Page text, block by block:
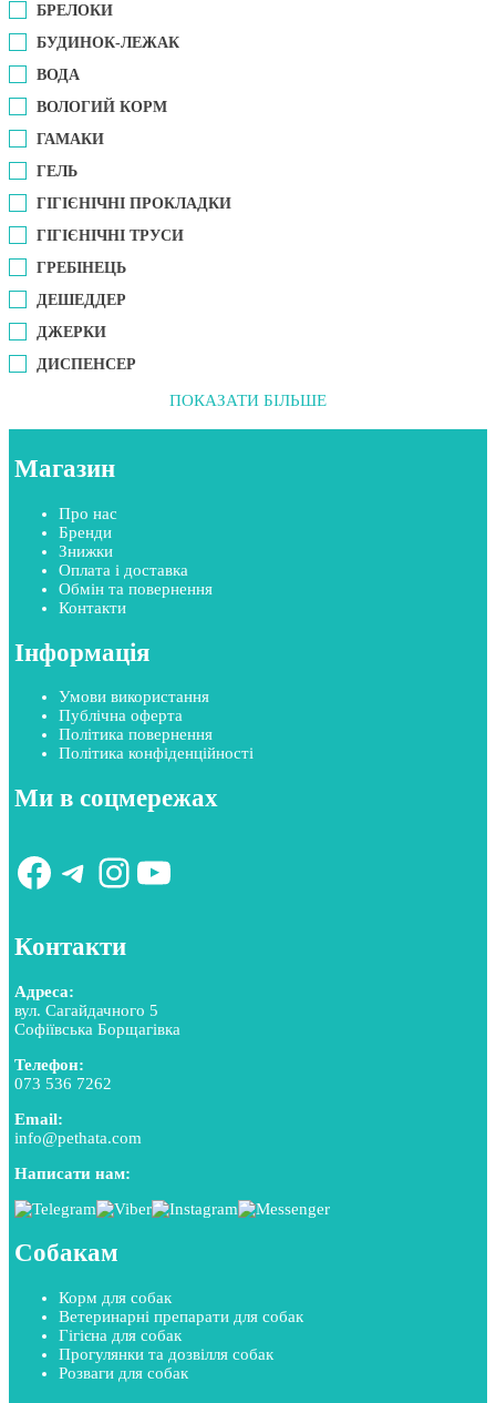
БРЕЛОКИ
БУДИНОК-ЛЕЖАК
ВОДА
ВОЛОГИЙ КОРМ
ГАМАКИ
ГЕЛЬ
ГІГІЄНІЧНІ ПРОКЛАДКИ
ГІГІЄНІЧНІ ТРУСИ
ГРЕБІНЕЦЬ
ДЕШЕДДЕР
ДЖЕРКИ
ДИСПЕНСЕР
ПОКАЗАТИ БІЛЬШЕ
Магазин
Про нас
Бренди
Знижки
Оплата і доставка
Обмін та повернення
Контакти
Інформація
Умови використання
Публічна оферта
Політика повернення
Політика конфіденційності
Ми в соцмережах
Facebook
Telegram
Instagram
YouTube
Контакти
Адреса:
вул. Сагайдачного 5
Софіївська Борщагівка
Телефон:
073 536 7262
Email:
info@pethata.com
Написати нам:
Собакам
Корм для собак
Ветеринарні препарати для собак
Гігієна для собак
Прогулянки та дозвілля собак
Розваги для собак